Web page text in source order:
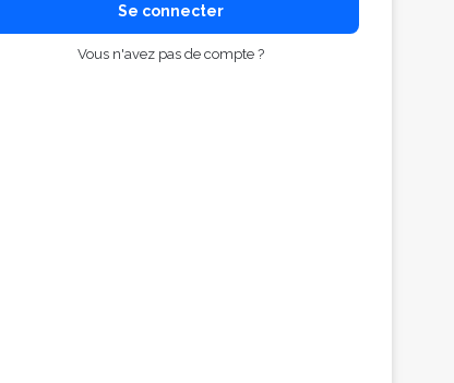
Se connecter
Vous n'avez pas de compte ?